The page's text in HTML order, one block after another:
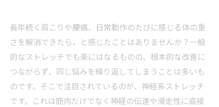
長年続く肩こりや腰痛、日常動作のたびに感じる体の重
さを解消できたら、と感じたことはありませんか？一般
的なストレッチでも楽にはなるものの、根本的な改善に
つながらず、同じ悩みを繰り返してしまうことは多いも
のです。そこで注目されているのが、神経系ストレッチ
です。これは筋肉だけでなく神経の伝達や滑走性に直接